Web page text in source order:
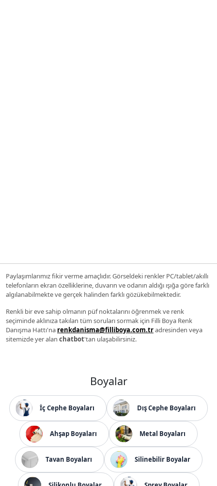
Paylaşımlarımız fikir verme amaçlıdır. Görseldeki renkler PC/tablet/akıllı
telefonların ekran özelliklerine, duvarın ve odanın aldığı ışığa göre farklı
algılanabilmekte ve gerçek halinden farklı gözükebilmektedir.
Renkli bir eve sahip olmanın püf noktalarını öğrenmek ve renk
seçiminde aklınıza takılan tüm soruları sormak için Filli Boya Renk
Danışma Hattı'na renkdanisma@filliboya.com.tradresinden veya
sitemizde yer alan chatbot'tan ulaşabilirsiniz.
Boyalar
İç Cephe Boyaları Dış Cephe Boyaları
Ahşap Boyaları Metal Boyaları
Tavan Boyaları Silinebilir Boyalar